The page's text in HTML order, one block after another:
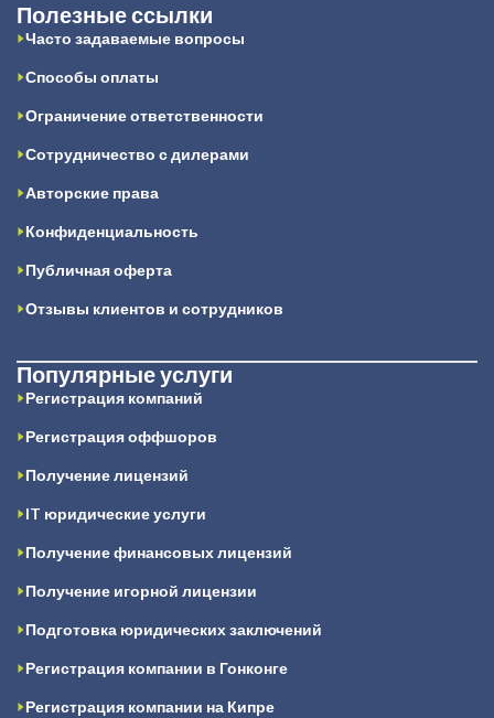
Полезные ссылки
Часто задаваемые вопросы
Способы оплаты
Ограничение ответственности
Сотрудничество с дилерами
Авторские права
Конфиденциальность
Публичная оферта
Отзывы клиентов и сотрудников
Популярные услуги
Регистрация компаний
Регистрация оффшоров
Получение лицензий
IT юридические услуги
Получение финансовых лицензий
Получение игорной лицензии
Подготовка юридических заключений
Регистрация компании в Гонконге
Регистрация компании на Кипре